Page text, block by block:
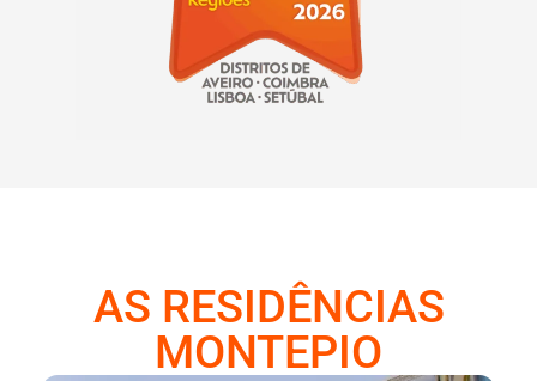
AS RESIDÊNCIAS
MONTEPIO